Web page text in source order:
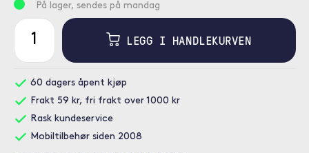
På lager, sendes på mandag
LEGG I HANDLEKURVEN
60 dagers åpent kjøp
Frakt 59 kr, fri frakt over 1000 kr
Rask kundeservice
Mobiltilbehør siden 2008